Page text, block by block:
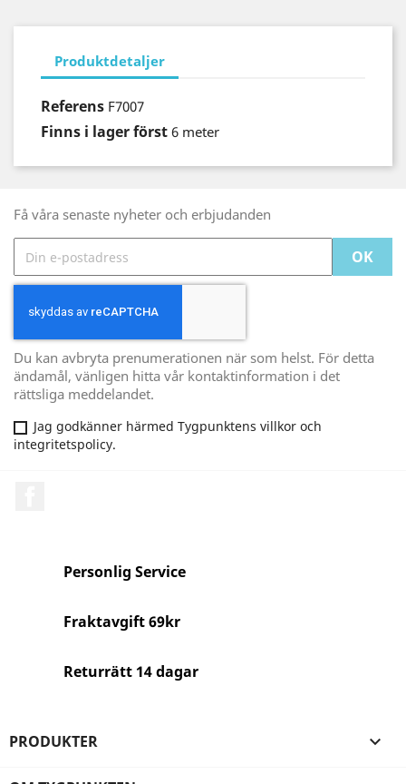
Produktdetaljer
Referens F7007
Finns i lager först 6 meter
Få våra senaste nyheter och erbjudanden
Du kan avbryta prenumerationen när som helst. För detta
ändamål, vänligen hitta vår kontaktinformation i det
rättsliga meddelandet.
Jag godkänner härmed Tygpunktens villkor och
integritetspolicy.
Personlig Service
Fraktavgift 69kr
Returrätt 14 dagar
PRODUKTER 